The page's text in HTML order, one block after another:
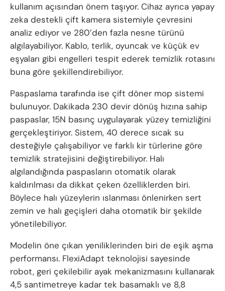
kullanım açısından önem taşıyor. Cihaz ayrıca yapay
zeka destekli çift kamera sistemiyle çevresini
analiz ediyor ve 280’den fazla nesne türünü
algılayabiliyor. Kablo, terlik, oyuncak ve küçük ev
eşyaları gibi engelleri tespit ederek temizlik rotasını
buna göre şekillendirebiliyor.
Paspaslama tarafında ise çift döner mop sistemi
bulunuyor. Dakikada 230 devir dönüş hızına sahip
paspaslar, 15N basınç uygulayarak yüzey temizliğini
gerçekleştiriyor. Sistem, 40 derece sıcak su
desteğiyle çalışabiliyor ve farklı kir türlerine göre
temizlik stratejisini değiştirebiliyor. Halı
algılandığında paspasların otomatik olarak
kaldırılması da dikkat çeken özelliklerden biri.
Böylece halı yüzeylerin ıslanması önlenirken sert
zemin ve halı geçişleri daha otomatik bir şekilde
yönetilebiliyor.
Modelin öne çıkan yeniliklerinden biri de eşik aşma
performansı. FlexiAdapt teknolojisi sayesinde
robot, geri çekilebilir ayak mekanizmasını kullanarak
4,5 santimetreye kadar tek basamaklı ve 8,8